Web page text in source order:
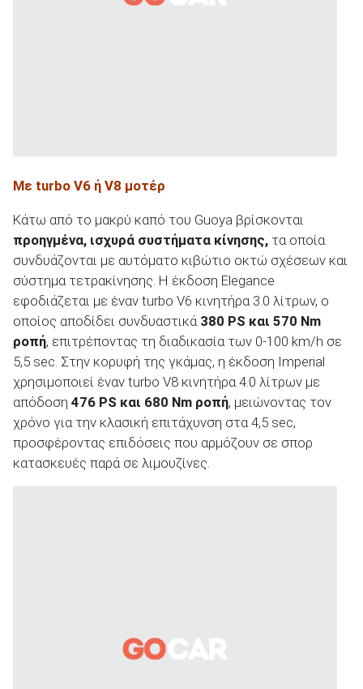
Με turbo V6 ή V8 μοτέρ
Κάτω από το μακρύ καπό του Guoya βρίσκονται
προηγμένα, ισχυρά συστήματα κίνησης, τα οποία
συνδυάζονται με αυτόματο κιβώτιο οκτώ σχέσεων και
σύστημα τετρακίνησης. Η έκδοση Elegance
εφοδιάζεται με έναν turbo V6 κινητήρα 3.0 λίτρων, ο
οποίος αποδίδει συνδυαστικά 380 PS και 570 Nm
ροπή, επιτρέποντας τη διαδικασία των 0-100 km/h σε
5,5 sec. Στην κορυφή της γκάμας, η έκδοση Imperial
χρησιμοποιεί έναν turbo V8 κινητήρα 4.0 λίτρων με
απόδοση 476 PS και 680 Nm ροπή, μειώνοντας τον
χρόνο για την κλασική επιτάχυνση στα 4,5 sec,
προσφέροντας επιδόσεις που αρμόζουν σε σπορ
κατασκευές παρά σε λιμουζίνες.